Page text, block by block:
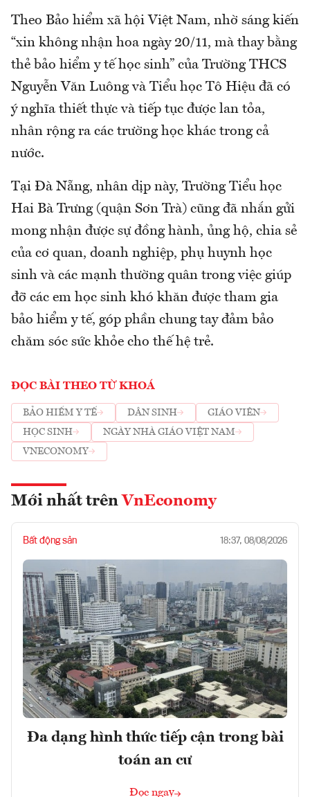
Theo Bảo hiểm xã hội Việt Nam, nhờ sáng kiến
“xin không nhận hoa ngày 20/11, mà thay bằng
thẻ bảo hiểm y tế học sinh” của Trường THCS
Nguyễn Văn Luông và Tiểu học Tô Hiệu đã có
ý nghĩa thiết thực và tiếp tục được lan tỏa,
nhân rộng ra các trường học khác trong cả
nước.
Tại Đà Nẵng, nhân dịp này, Trường Tiểu học
Hai Bà Trưng (quận Sơn Trà) cũng đã nhắn gửi
mong nhận được sự đồng hành, ủng hộ, chia sẻ
của cơ quan, doanh nghiệp, phụ huynh học
sinh và các mạnh thường quân trong việc giúp
đỡ các em học sinh khó khăn được tham gia
bảo hiểm y tế, góp phần chung tay đảm bảo
chăm sóc sức khỏe cho thế hệ trẻ.
ĐỌC BÀI THEO TỪ KHOÁ
BẢO HIỂM Y TẾ DÂN SINH
GIÁO VIÊN
HỌC SINH
NGÀY NHÀ GIÁO VIỆT NAM
VNECONOMY
Mới nhất trên VnEconomy
Bất động sản 18:37, 08/08/2026
Đa dạng hình thức tiếp cận trong bài
toán an cư
Đọc ngay